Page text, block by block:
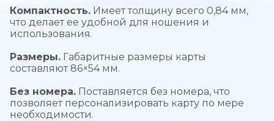
Компактность. Имеет толщину всего 0,84 мм,
что делает ее удобной для ношения и
использования.
Размеры. Габаритные размеры карты
составляют 86×54 мм.
Без номера. Поставляется без номера, что
позволяет персонализировать карту по мере
необходимости.